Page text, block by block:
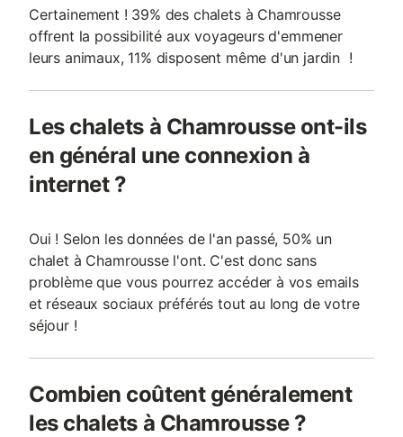
Certainement ! 39% des chalets à Chamrousse
offrent la possibilité aux voyageurs d'emmener
leurs animaux, 11% disposent même d'un jardin !
Les chalets à Chamrousse ont-ils
en général une connexion à
internet ?
Oui ! Selon les données de l'an passé, 50% un
chalet à Chamrousse l'ont. C'est donc sans
problème que vous pourrez accéder à vos emails
et réseaux sociaux préférés tout au long de votre
séjour !
Combien coûtent généralement
les chalets à Chamrousse ?